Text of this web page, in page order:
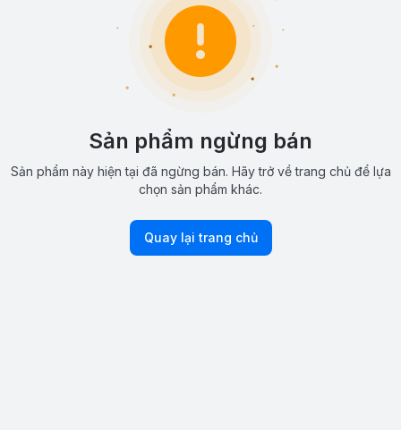
Sản phẩm ngừng bán
Sản phẩm này hiện tại đã ngừng bán. Hãy trở về trang chủ để lựa
chọn sản phẩm khác.
Quay lại trang chủ